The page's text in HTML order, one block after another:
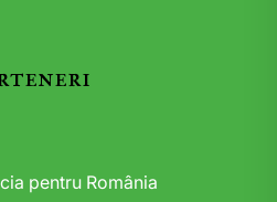
pentru România